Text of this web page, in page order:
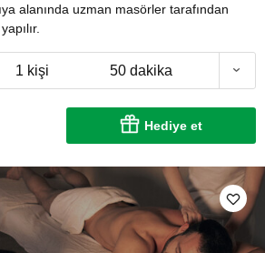
alanında uzman masörler tarafından
1 kişi 50 dakika
Hediye et